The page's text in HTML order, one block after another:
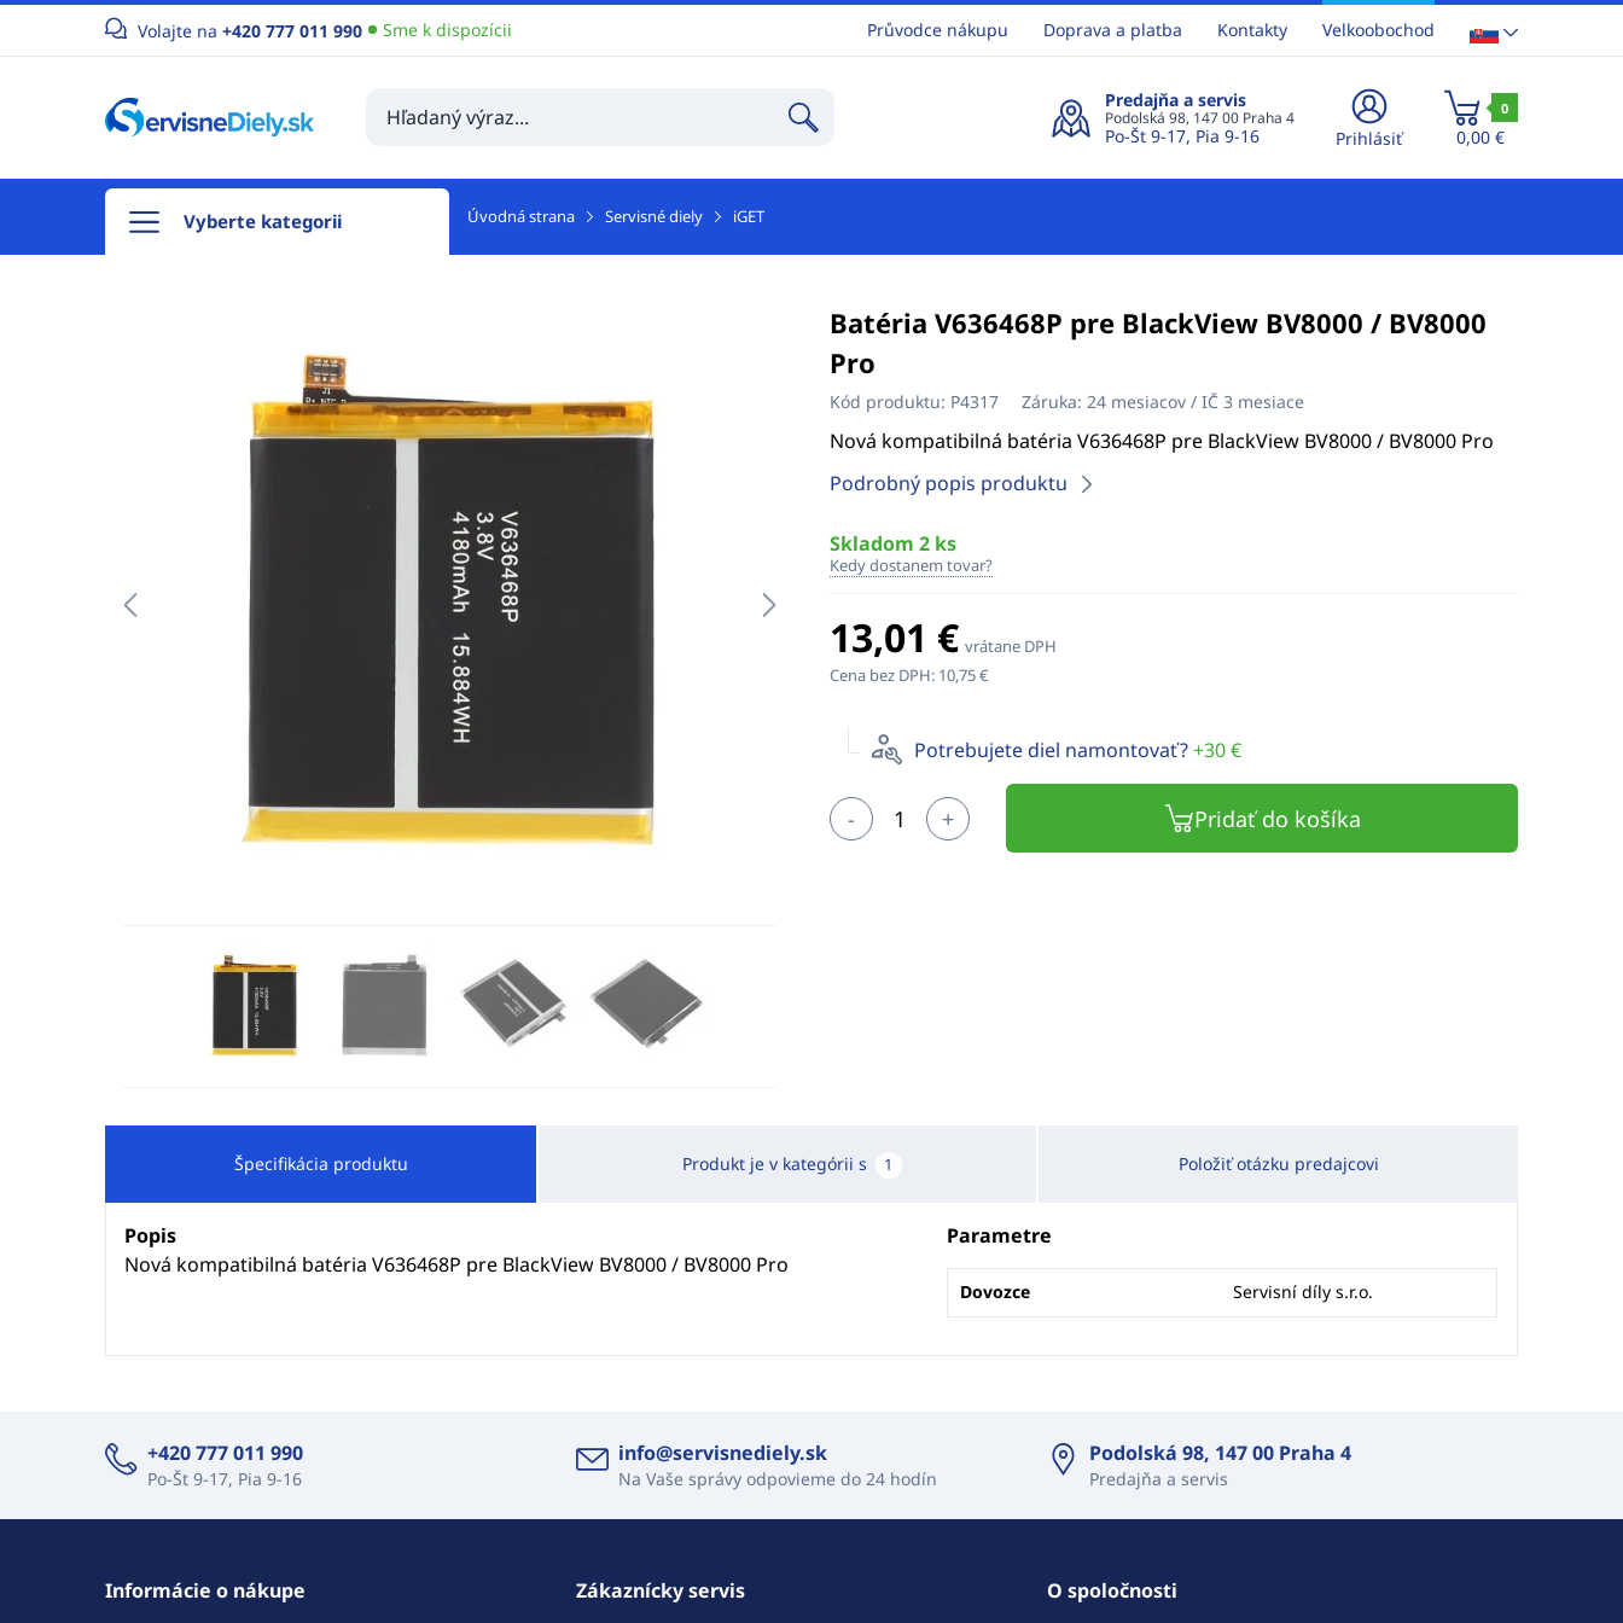
Volajte na +420 777 011 990 Sme k dispozícii Průvodce nákupu Doprava a platba Kontakty Velkoobochod
Predajňa a servis
Podolská 98, 147 00 Praha 4
Po-Št 9-17, Pia 9-16 Prihlásiť
0
0,00 €
Vyberte kategorii Úvodná strana Servisné diely iGET
Batéria V636468P pre BlackView BV8000 / BV8000
Pro
Kód produktu: P4317 Záruka: 24 mesiacov / IČ 3 mesiace
Nová kompatibilná batéria V636468P pre BlackView BV8000 / BV8000 Pro
Podrobný popis produktu
Skladom 2 ks
Kedy dostanem tovar?
13,01 € vrátane DPH
Cena bez DPH: 10,75 €
Potrebujete diel namontovať?+30 €
- + Pridať do košíka
Špecifikácia produktu Produkt je v kategórii s 1 Položiť otázku predajcovi
Popis
Nová kompatibilná batéria V636468P pre BlackView BV8000 / BV8000 Pro
Parametre
Dovozce Servisní díly s.r.o.
+420 777 011 990
Po-Št 9-17, Pia 9-16
info@servisnediely.sk
Na Vaše správy odpovieme do 24 hodín
Podolská 98, 147 00 Praha 4
Predajňa a servis
Informácie o nákupe Zákaznícky servis O spoločnosti